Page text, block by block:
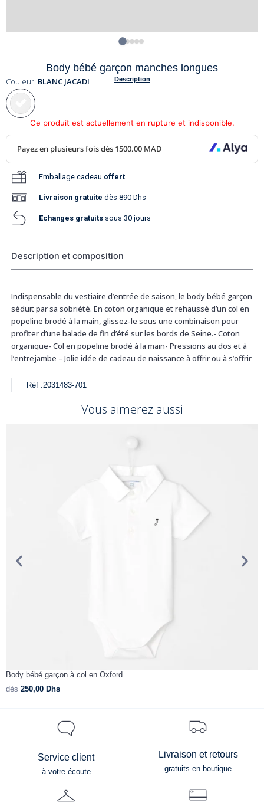
Body bébé garçon manches longues
Description
Couleur :BLANC JACADI
Ce produit est actuellement en rupture et indisponible.
Emballage cadeau offert
Livraison gratuite dès 890 Dhs
Echanges gratuits sous 30 jours
Description et composition
Indispensable du vestiaire d’entrée de saison, le body bébé garçon
séduit par sa sobriété. En coton organique et rehaussé d’un col en
popeline brodé à la main, glissez-le sous une combinaison pour
profiter d’une balade de fin d’été sur les bords de Seine.- Coton
organique- Col en popeline brodé à la main- Pressions au dos et à
l’entrejambe – Jolie idée de cadeau de naissance à offrir ou à s’offrir
Réf :2031483-701
Vous aimerez aussi
Body bébé garçon à col en Oxford
dès 250,00 Dhs
Service client
à votre écoute
Livraison et retours
gratuits en boutique